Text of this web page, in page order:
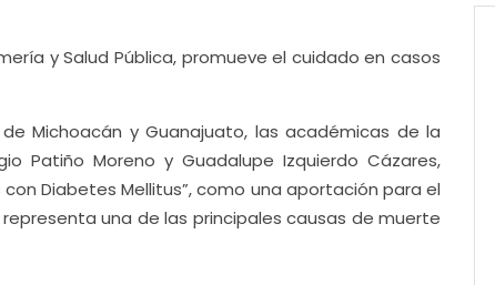
y Salud Pública, promueve el cuidado en casos
Michoacán y Guanajuato, las académicas de la
Patiño Moreno y Guadalupe Izquierdo Cázares,
Diabetes Mellitus”, como una aportación para el
una de las principales causas de muerte